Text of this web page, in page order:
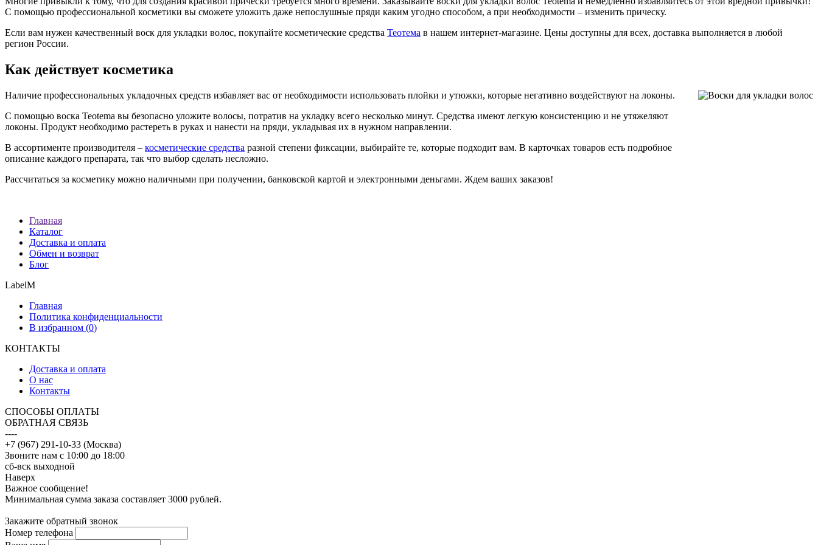
С помощью профессиональной косметики вы сможете уложить даже непослушные пряди каким угодно способом, а при необходимости – изменить прическу.
Если вам нужен качественный воск для укладки волос, покупайте косметические средства Теотема в нашем интернет-магазине. Цены доступны для всех, доставка выполняется в любой
регион России.
Как действует косметика
Наличие профессиональных укладочных средств избавляет вас от необходимости использовать плойки и утюжки, которые негативно воздействуют на локоны.
С помощью воска Teotema вы безопасно уложите волосы, потратив на укладку всего несколько минут. Средства имеют легкую консистенцию и не утяжеляют
локоны. Продукт необходимо растереть в руках и нанести на пряди, укладывая их в нужном направлении.
В ассортименте производителя – косметические средства разной степени фиксации, выбирайте те, которые подходит вам. В карточках товаров есть подробное
описание каждого препарата, так что выбор сделать несложно.
Рассчитаться за косметику можно наличными при получении, банковской картой и электронными деньгами. Ждем ваших заказов!
Главная
Каталог
Доставка и оплата
Обмен и возврат
Блог
LabelM
Главная
Политика конфиденциальности
В избранном (0)
КОНТАКТЫ
Доставка и оплата
О нас
Контакты
CПОСОБЫ ОПЛАТЫ
ОБРАТНАЯ СВЯЗЬ
----
+7 (967) 291-10-33 (Москва)
Звоните нам с 10:00 до 18:00
сб-вск выходной
Наверх
Важное сообщение!
Минимальная сумма заказа составляет 3000 рублей.
Закажите обратный звонок
Номер телефона